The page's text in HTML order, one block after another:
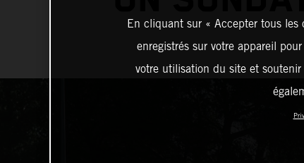
En cliquant sur « Accepter tous les
enregistrés sur votre appareil
votre utilisation du site et